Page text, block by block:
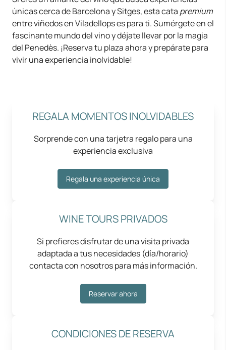
únicas cerca de Barcelona y Sitges, esta cata premium
entre viñedos en Viladellops es para ti. Sumérgete en el
fascinante mundo del vino y déjate llevar por la magia
del Penedès. ¡Reserva tu plaza ahora y prepárate para
vivir una experiencia inolvidable!
REGALA MOMENTOS INOLVIDABLES
Sorprende con una tarjetra regalo para una
experiencia exclusiva
Regala una experiencia única
WINE TOURS PRIVADOS
Si prefieres disfrutar de una visita privada
adaptada a tus necesidades (día/horario)
contacta con nosotros para más información.
Reservar ahora
CONDICIONES DE RESERVA